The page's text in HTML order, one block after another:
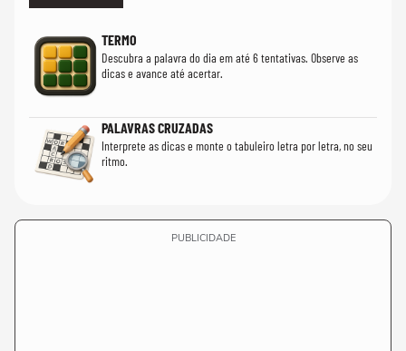
TERMO
Descubra a palavra do dia em até 6 tentativas. Observe as
dicas e avance até acertar.
PALAVRAS CRUZADAS
Interprete as dicas e monte o tabuleiro letra por letra, no seu
ritmo.
PUBLICIDADE